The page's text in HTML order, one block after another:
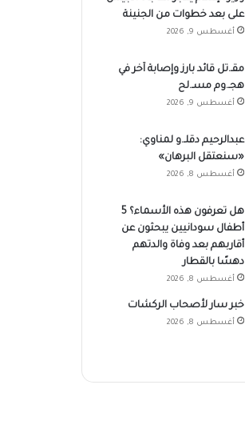
على بعد خطوات من الجنينة
أغسطس 9, 2026
مقـ.تل قائد بارز وإصابة آخر في
هجـ.وم مسـ.لح
أغسطس 9, 2026
عبدالرحيم دقلـ.و لمناوي:
«سنعتقل البرهان»
أغسطس 8, 2026
هل تعرفون هذه الأسماء؟ 5
أطفال سودانيين يبحثون عن
أقاربهم بعد وفاة والدتهم
دهسًا بالقطار
أغسطس 8, 2026
خبر سار لأصحاب الركشات
أغسطس 8, 2026